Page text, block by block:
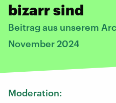
bizarr sind
Beitrag aus unserem
November 2024
Moderation: